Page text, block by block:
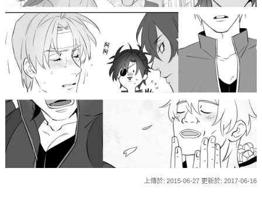
上傳於: 2015-06-27 更新於: 2017-06-16